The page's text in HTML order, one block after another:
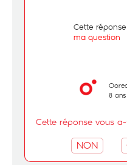
Cette
ma question
8 ans
Cette réponse vous
NON